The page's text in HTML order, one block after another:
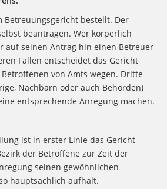
Betreuungsgericht bestellt. Der
beantragen. Wer körperlich
auf seinen Antrag hin einen Betreuer
Fällen entscheidet das Gericht
von Amts wegen. Dritte
Nachbarn oder auch Behörden)
entsprechende Anregung machen.
ist in erster Linie das Gericht
der Betroffene zur Zeit der
seinen gewöhnlichen
hauptsächlich aufhält.